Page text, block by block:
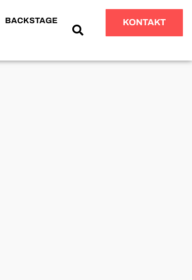
BACKSTAGE KONTAKT